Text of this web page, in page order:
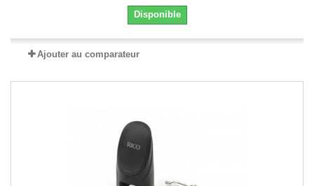
Disponible
Ajouter au comparateur